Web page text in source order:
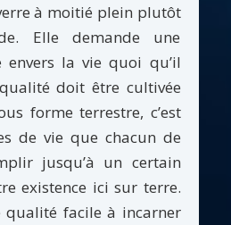
à moitié plein plutôt
Elle demande une
la vie quoi qu’il
doit être cultivée
forme terrestre, c’est
de vie que chacun de
jusqu’à un certain
existence ici sur terre.
qualité facile à incarner